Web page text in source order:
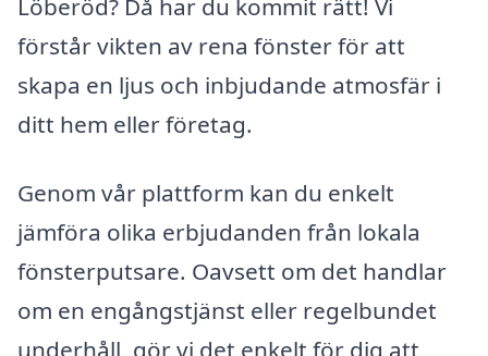
Löberöd? Då har du kommit rätt! Vi
förstår vikten av rena fönster för att
skapa en ljus och inbjudande atmosfär i
ditt hem eller företag.
Genom vår plattform kan du enkelt
jämföra olika erbjudanden från lokala
fönsterputsare. Oavsett om det handlar
om en engångstjänst eller regelbundet